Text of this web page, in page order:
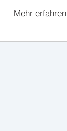
Mehr erfahren